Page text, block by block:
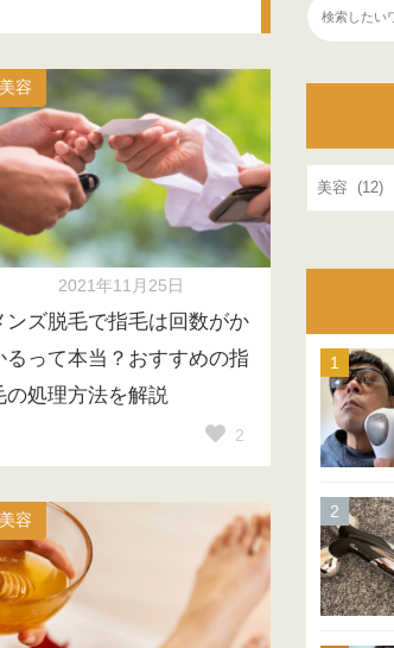
美容
2021年11月25日
ンズ脱毛で指毛は回数がか
るって本当？おすすめの指
の処理方法を解説
2
美容
カ
テ
リ